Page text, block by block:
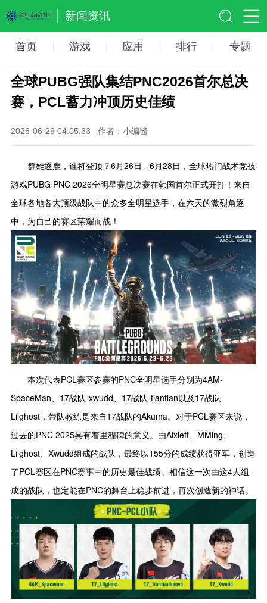
新闻资讯
首页 游戏 应用 排行 专题
全球PUBG强队集结PNC2026首尔总决
赛，PCL蓄力冲顶历史佳绩
2026-06-29 04:05:33 作者：小编酱
群雄逐鹿，谁将登顶？6月26日 - 6月28日，全球热门战术竞技
游戏PUBG PNC 2026全明星赛总决赛在韩国首尔正式开打！来自
全球各地各大顶级战队中的众多全明星选手，在六天的激烈角逐
中，为自己的赛区荣耀而战！
本次代表PCL赛区参赛的PNC全明星选手分别为4AM-
SpaceMan、17战队-xwudd、17战队-tiantian以及17战队-
Lilghost，带队教练是来自17战队的Akuma。对于PCL赛区来说，
过去的PNC 2025具有着里程碑的意义。由Aixleft、MMing、
Lilghost、Xwudd组成的战队，最终以155分的成绩获得亚军，创造
了PCL赛区在PNC赛事中的历史最佳战绩。相信这一次由这4人组
成的战队，也定能在PNC的舞台上稳步前进，再次创造新的神话。